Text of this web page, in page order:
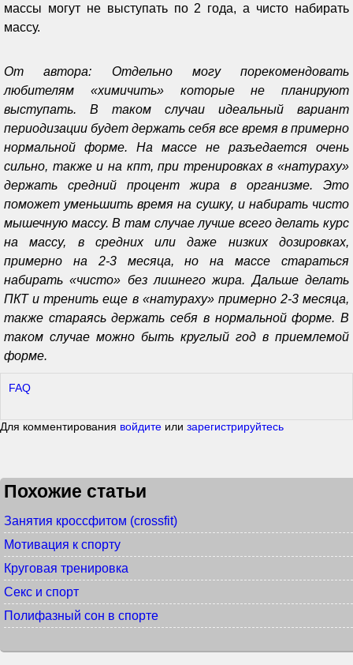
массы могут не выступать по 2 года, а чисто набирать
массу.
От автора: Отдельно могу порекомендовать
любителям «химичить» которые не планируют
выступать. В таком случаи идеальный вариант
периодизации будет держать себя все время в примерно
нормальной форме. На массе не разъедается очень
сильно, также и на кпт, при тренировках в «натураху»
держать средний процент жира в организме. Это
поможет уменьшить время на сушку, и набирать чисто
мышечную массу. В там случае лучше всего делать курс
на массу, в средних или даже низких дозировках,
примерно на 2-3 месяца, но на массе стараться
набирать «чисто» без лишнего жира. Дальше делать
ПКТ и тренить еще в «натураху» примерно 2-3 месяца,
также стараясь держать себя в нормальной форме. В
таком случае можно быть круглый год в приемлемой
форме.
FAQ
Для комментирования войдите или зарегистрируйтесь
Похожие статьи
Занятия кроссфитом (crossfit)
Мотивация к спорту
Круговая тренировка
Секс и спорт
Полифазный сон в спорте